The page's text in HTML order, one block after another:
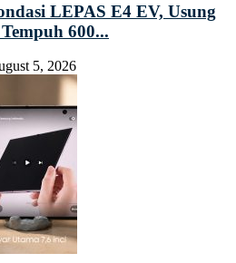
LEPAS E4 EV, Usung
600...
5, 2026